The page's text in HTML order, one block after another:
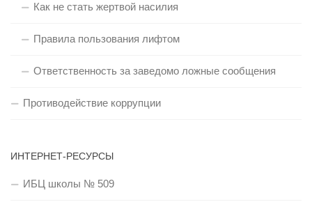
Как не стать жертвой насилия
Правила пользования лифтом
Ответственность за заведомо ложные сообщения
Противодействие коррупции
ИНТЕРНЕТ-РЕСУРСЫ
ИБЦ школы № 509